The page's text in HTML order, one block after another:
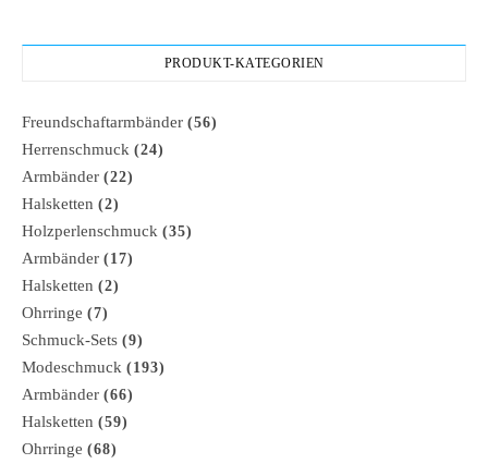
PRODUKT-KATEGORIEN
Freundschaftarmbänder (56)
Herrenschmuck (24)
Armbänder (22)
Halsketten (2)
Holzperlenschmuck (35)
Armbänder (17)
Halsketten (2)
Ohrringe (7)
Schmuck-Sets (9)
Modeschmuck (193)
Armbänder (66)
Halsketten (59)
Ohrringe (68)